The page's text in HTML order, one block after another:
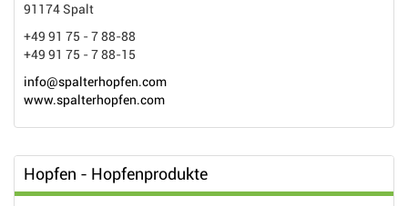
91174 Spalt
+49 91 75 - 7 88-88
+49 91 75 - 7 88-15
info@spalterhopfen.com
www.spalterhopfen.com
Hopfen - Hopfenprodukte